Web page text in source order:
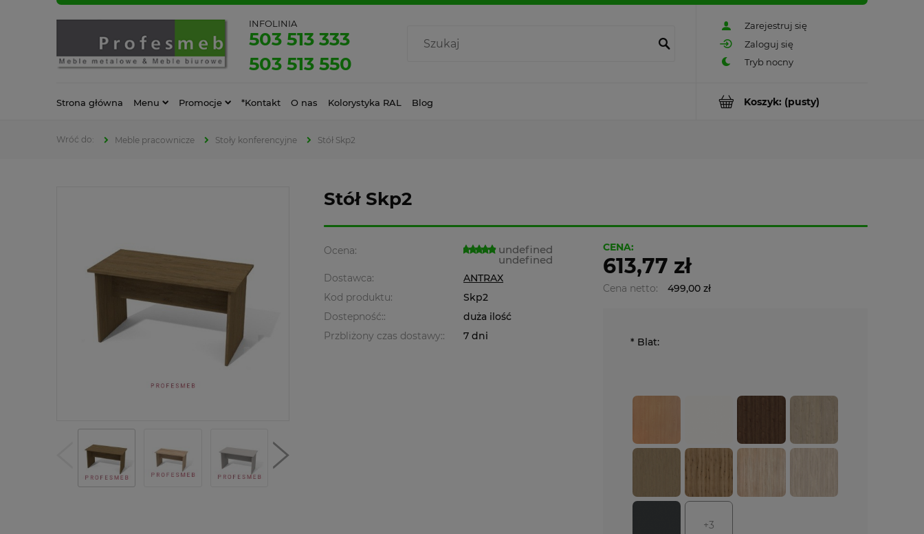
Zarejestruj się
Zaloguj się
INFOLINIA
503 513 333
503 513 550
Koszyk: (pusty)
Strona główna Menu Promocje *Kontakt O nas Kolorystyka RAL Blog
Meble pracownicze Stoły konferencyjne Stół Skp2
Stół Skp2
Ocena: undefined
undefined
Dostawca:
ANTRAX
Kod produktu:
Skp2
Dostepność::
duża ilość
Przbliżony czas dostawy::
7 dni
CENA:
613,77 zł
Cena netto: 499,00 zł
* Blat:
+3